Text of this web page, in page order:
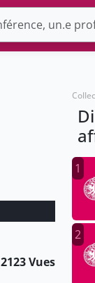
2123 Vues
1
2